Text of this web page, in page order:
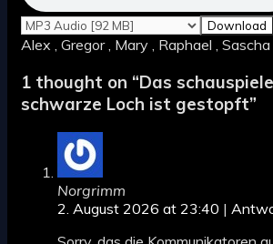
Download
Alex , Gregor , Mary , Raphael , Sascha
1 thought on “Das
schwarze Loch ist gestopft”
Norgrimm
2. August 2026 at 23:40 |